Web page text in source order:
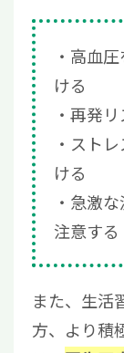
高血
ける
再発リ
スト
ける
急激
注意する
また、生活
方、より積